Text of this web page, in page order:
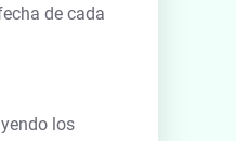
de cada
los